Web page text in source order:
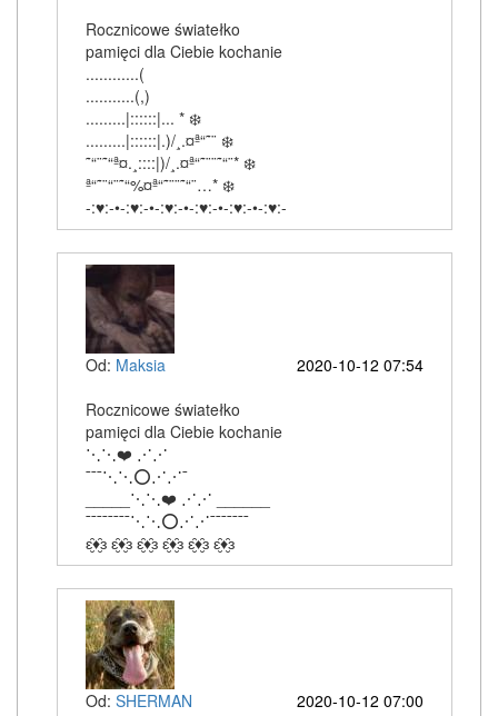
Rocznicowe światełko
pamięci dla Ciebie kochanie
............(
...........(,)
.........|::::::|... * ❄️
.........|::::::|.)/¸.¤ª“˜¨ ❄️
˜“¨˜“ª¤.¸::::|)/¸.¤ª“˜¨¨˜“¨* ❄️
ª“˜¨“¨˜“%¤ª“˜¨¨˜“¨…* ❄️
-:♥:-•-:♥:-•-:♥:-•-:♥:-•-:♥:-•-:♥:-
Od: Maksia
2020-10-12 07:54
Rocznicowe światełko
pamięci dla Ciebie kochanie
⋱⋱❤️ ⋰⋰
¯¯¯⋱⋱⭕⋰⋰¯
_____⋱⋱❤️ ⋰⋰ ______
¯¯¯¯¯¯¯¯⋱⋱⭕⋰⋰¯¯¯¯¯¯¯
ԑ̮̑♦̮̑ɜ ԑ̮̑♦̮̑ɜ ԑ̮̑♦̮̑ɜ ԑ̮̑♦̮̑ɜ ԑ̮̑♦̮̑ɜ ԑ̮̑♦̮̑ɜ
Od: SHERMAN
2020-10-12 07:00